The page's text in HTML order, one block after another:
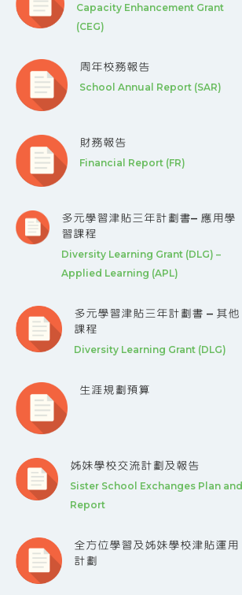
Capacity Enhancement Grant
(CEG)
周年校務報告
School Annual Report (SAR)
財務報告
Financial Report (FR)
多元學習津貼三年計劃書– 應用學
習課程
Diversity Learning Grant (DLG) –
Applied Learning (APL)
多元學習津貼三年計劃書 – 其他
課程
Diversity Learning Grant (DLG)
生涯規劃預算
姊妹學校交流計劃及報告
Sister School Exchanges Plan and
Report
全方位學習及姊妹學校津貼運用
計劃